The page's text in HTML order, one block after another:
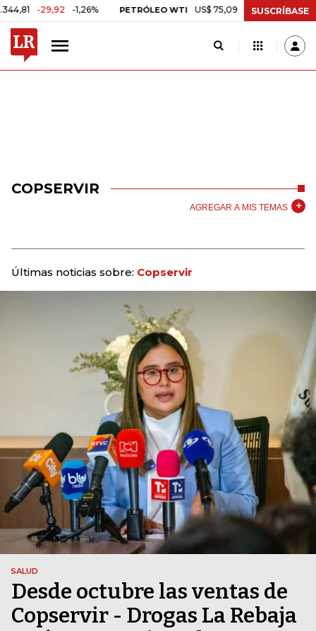
-29,92 -1,26% PETRÓLEO WTI US$ 75,09 -US$ 0,24 -0,32%
SUSCRÍBASE
COPSERVIR
AGREGAR A MIS TEMAS
Últimas noticias sobre: Copservir
SALUD
Desde octubre las ventas de
Copservir - Drogas La Rebaja